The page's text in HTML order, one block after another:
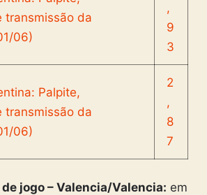
,
9
3
2
,
8
7
jogo – Valencia/Valencia: em